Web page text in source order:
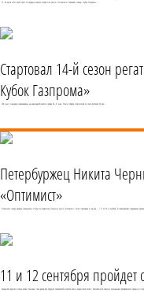
27–28 июня в Яхт-клубе Санкт-Петербурга прошёл второй этап регаты «Оптимисты Северной столицы. Кубок Газпрома».
Стартовал 14-й сезон
Кубок Газпрома»
189 юных гонщиков соревновались на акватории Финского залива 30–31 мая. Регата собрала спортсменов из семи регионов России.
Петербуржец Никита
«Оптимист»
В польском городе Дзивнув завершилось Открытое первенство Польши в классе «Оптимист». Регата проходила в три дня – с 17 по 19-е сентября. В соревнованиях традиционно
11 и 12 сентября пройдет
Академия парусного спорта вновь открывает свои двери для будущих покорителей морских волн и пьедесталов почета. Комплексный подход в организации тренировочного